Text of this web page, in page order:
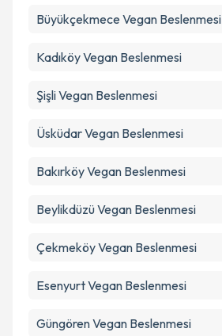
Büyükçekmece Vegan Beslenmesi
KadıköyVegan Beslenmesi
ŞişliVegan Beslenmesi
ÜsküdarVegan Beslenmesi
BakırköyVegan Beslenmesi
BeylikdüzüVegan Beslenmesi
ÇekmeköyVegan Beslenmesi
EsenyurtVegan Beslenmesi
GüngörenVegan Beslenmesi